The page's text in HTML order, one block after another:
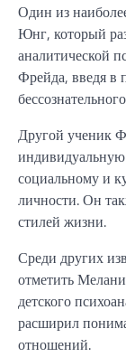
Один из
Юнг, который
аналитической
Фрейда, введя в
Другой ученик
социальному и
личности. Он
стилей жизни.
Среди других
отметить
детского
расширил
отношений.